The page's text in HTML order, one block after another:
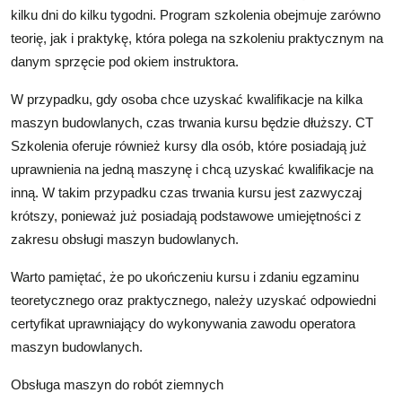
kilku dni do kilku tygodni. Program szkolenia obejmuje zarówno
teorię, jak i praktykę, która polega na szkoleniu praktycznym na
danym sprzęcie pod okiem instruktora.
W przypadku, gdy osoba chce uzyskać kwalifikacje na kilka
maszyn budowlanych, czas trwania kursu będzie dłuższy. CT
Szkolenia oferuje również kursy dla osób, które posiadają już
uprawnienia na jedną maszynę i chcą uzyskać kwalifikacje na
inną. W takim przypadku czas trwania kursu jest zazwyczaj
krótszy, ponieważ już posiadają podstawowe umiejętności z
zakresu obsługi maszyn budowlanych.
Warto pamiętać, że po ukończeniu kursu i zdaniu egzaminu
teoretycznego oraz praktycznego, należy uzyskać odpowiedni
certyfikat uprawniający do wykonywania zawodu operatora
maszyn budowlanych.
Obsługa maszyn do robót ziemnych